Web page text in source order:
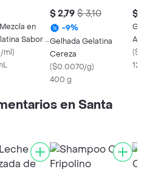
en
Sabor a
ml)
$ 2,79 $ 3,10
-9%
Gelhada Gelatina
Cereza
($0.0070/g)
400 g
$
(
12 g
en Santa